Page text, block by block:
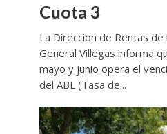
Cuota 3
La Dirección de Rentas de
General Villegas informa
mayo y junio opera el
del ABL (Tasa de...